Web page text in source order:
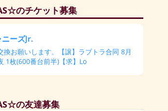
のチケット募集
ーズJr.
換お願いします。【譲】ラブトラ合同 8月
1枚(600番台前半)【求】Lo
の友達募集